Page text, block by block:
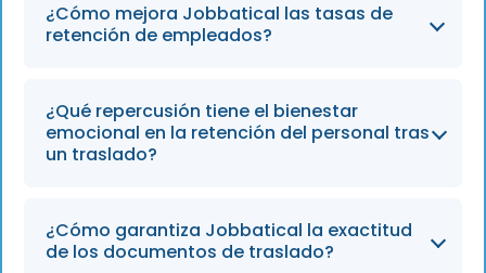
¿Cómo mejora Jobbatical las tasas de
retención de empleados?
Para 2026, las empresas que utilizan
programas integrales de bienestar y apoyo a
la reubicación, como Jobbatical, seguirán
empleados y sus familias se sienten
respaldados durante los grandes cambios
¿Qué repercusión tiene el bienestar
emocional en la retención del personal tras
un traslado?
Los empleados con un buen bienestar
emocional tienen un 30 % menos de
¿Cómo garantiza Jobbatical la exactitud
de los documentos de traslado?